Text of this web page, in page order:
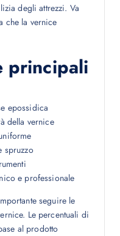
degli attrezzi. Va
che la vernice
principali
epossidica
della vernice
spruzzo
e professionale
seguire le
Le percentuali di
al prodotto